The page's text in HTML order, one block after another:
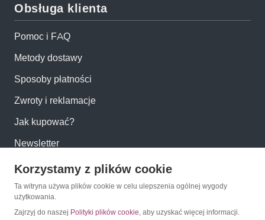
Obsługa klienta
Pomoc i FAQ
Metody dostawy
Sposoby płatności
Zwroty i reklamacje
Jak kupować?
Newsletter
Konto
Moje konto
Korzystamy z plików cookie
Ta witryna używa plików cookie w celu ulepszenia ogólnej wygody
użytkowania.
Zajrzyj do naszej Polityki plików cookie, aby uzyskać więcej informacji.